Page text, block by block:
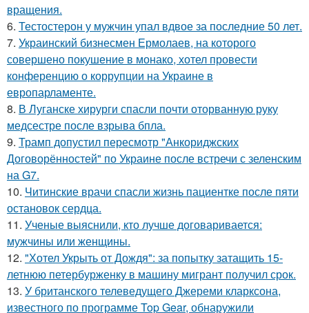
вращения.
6. Тестостерон у мужчин упал вдвое за последние 50 лет.
7. Украинский бизнесмен Ермолаев, на которого
совершено покушение в монако, хотел провести
конференцию о коррупции на Украине в
европарламенте.
8. В Луганске хирурги спасли почти оторванную руку
медсестре после взрыва бпла.
9. Трамп допустил пересмотр "Анкориджских
Договорённостей" по Украине после встречи с зеленским
на G7.
10. Читинские врачи спасли жизнь пациентке после пяти
остановок сердца.
11. Ученые выяснили, кто лучше договаривается:
мужчины или женщины.
12. "Хотел Укрыть от Дождя": за попытку затащить 15-
летнюю петербурженку в машину мигрант получил срок.
13. У британского телеведущего Джереми кларксона,
известного по программе Top Gear, обнаружили